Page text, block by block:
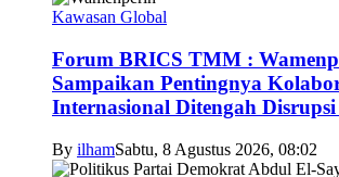
Kawasan Global
Forum BRICS TMM :
Sampaikan Pentingnya
Internasional Ditengah
By ilhamSabtu, 8 Agustus 2026, 08:02